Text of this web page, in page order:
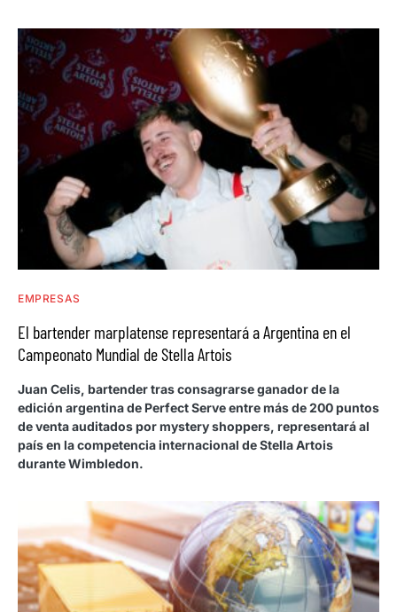
EMPRESAS
El bartender marplatense representará a Argentina en el
Campeonato Mundial de Stella Artois
Juan Celis, bartender tras consagrarse ganador de la
edición argentina de Perfect Serve entre más de 200 puntos
de venta auditados por mystery shoppers, representará al
país en la competencia internacional de Stella Artois
durante Wimbledon.